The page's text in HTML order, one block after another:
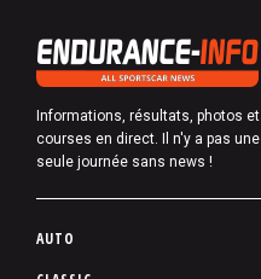
Informations, résultats, photos et
courses en direct. Il n'y a pas une
seule journée sans news !
P
AUTO